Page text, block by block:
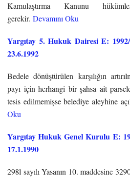
Kamulaştırma Kanunu
gerekir. Devamını Oku
Yargıtay 5. Hukuk Dairesi E:
23.6.1992
Bedele dönüştürülen karşılığın
payı için herhangi bir şahsa ait
tesis edilmemişse belediye aleyhine
Oku
Yargıtay Hukuk Genel Kurulu E:
17.1.1990
298l sayılı Yasanın 10. maddesine